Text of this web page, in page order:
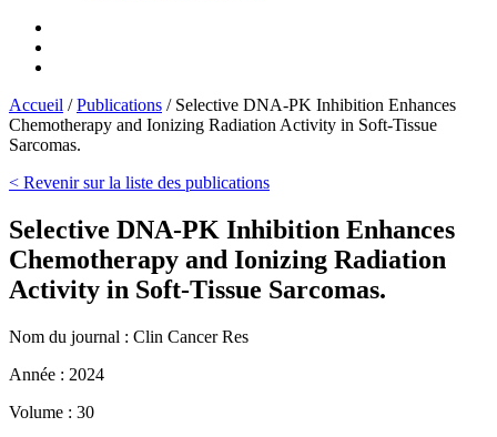
Accueil /Publications / Selective DNA-PK Inhibition Enhances
Chemotherapy and Ionizing Radiation Activity in Soft-Tissue
Sarcomas.
< Revenir sur la liste des publications
Selective DNA-PK Inhibition Enhances
Chemotherapy and Ionizing Radiation
Activity in Soft-Tissue Sarcomas.
Nom du journal : Clin Cancer Res
Année : 2024
Volume : 30